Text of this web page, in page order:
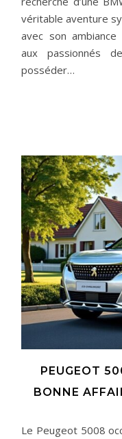
véritable aventure
avec son
aux passionnés
posséder…
PEUGEOT
BONNE
Le Peugeot 5008